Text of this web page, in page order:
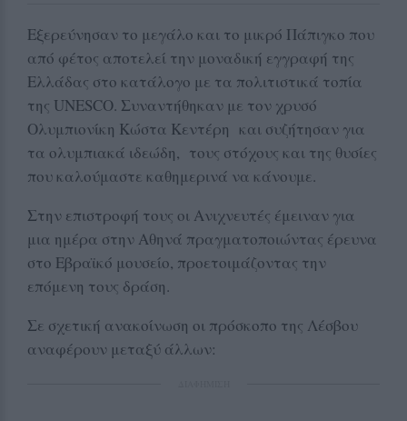
Εξερεύνησαν το μεγάλο και το μικρό Πάπιγκο που
από φέτος αποτελεί την μοναδική εγγραφή της
Ελλάδας στο κατάλογο με τα πολιτιστικά τοπία
της UNESCO. Συναντήθηκαν με τον χρυσό
Ολυμπιονίκη Κώστα Κεντέρη και συζήτησαν για
τα ολυμπιακά ιδεώδη, τους στόχους και της θυσίες
που καλούμαστε καθημερινά να κάνουμε.
Στην επιστροφή τους οι Ανιχνευτές έμειναν για
μια ημέρα στην Αθηνά πραγματοποιώντας έρευνα
στο Εβραϊκό μουσείο, προετοιμάζοντας την
επόμενη τους δράση.
Σε σχετική ανακοίνωση οι πρόσκοπο της Λέσβου
αναφέρουν μεταξύ άλλων: